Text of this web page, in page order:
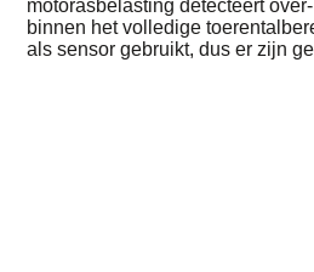
motorasbelasting detecteert
binnen het volledige
als sensor gebruikt, dus er zijn